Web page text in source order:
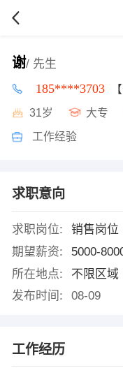
谢/ 先生
185****3703
31岁 大专
工作经验
求职意向
求职岗位:
销售岗位
期望薪资:
5000-
所在地点:
不限区域
发布时间:
08-09
工作经历